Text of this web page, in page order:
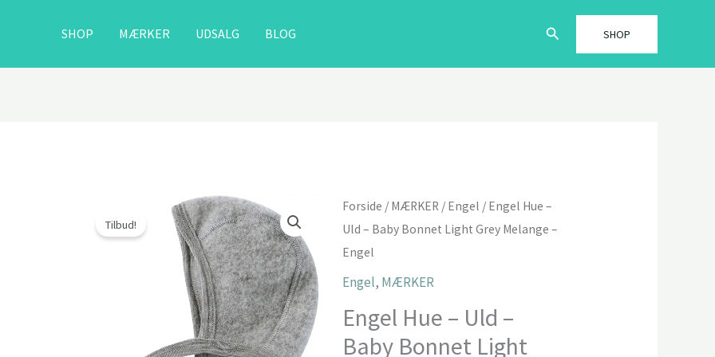
SHOP MÆRKER UDSALG BLOG Søg SHOP
Tilbud!
Forside / MÆRKER / Engel / Engel Hue –
Uld – Baby Bonnet Light Grey Melange –
Engel
Engel, MÆRKER
Engel Hue – Uld –
Baby Bonnet Light